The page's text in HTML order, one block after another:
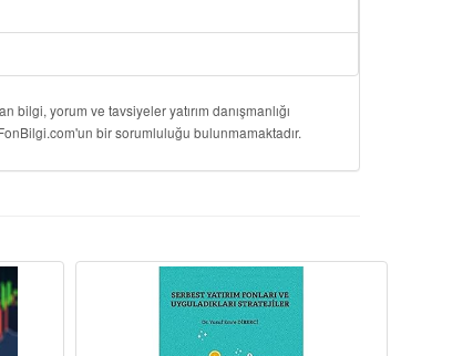
yorum ve tavsiyeler yatırım danışmanlığı
bir sorumluluğu bulunmamaktadır.